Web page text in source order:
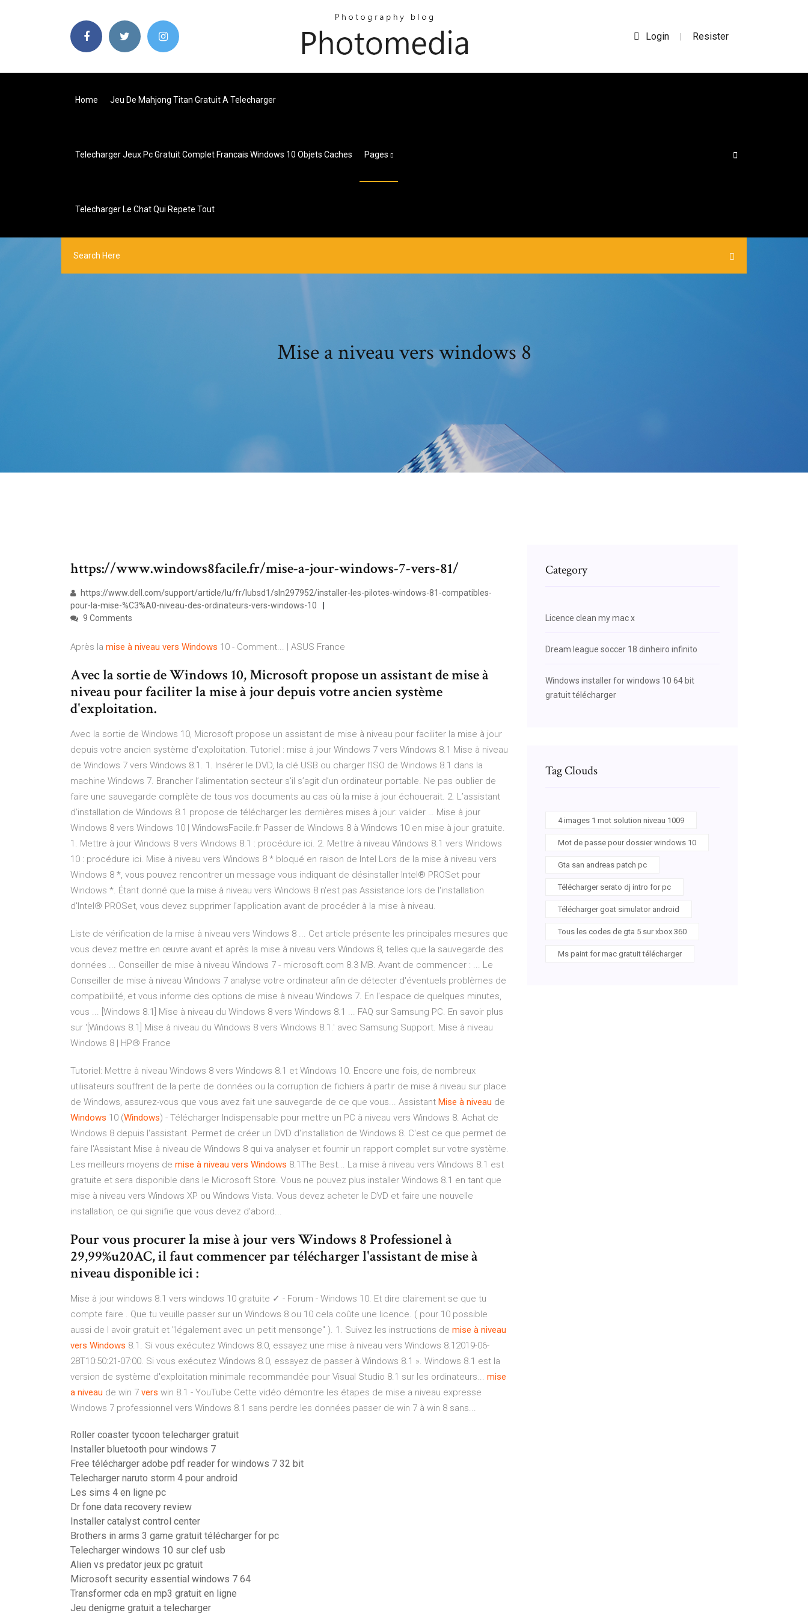
Login | Resister
Home Jeu De Mahjong Titan Gratuit A Telecharger
Telecharger Jeux Pc Gratuit Complet Francais Windows 10 Objets Caches Pages
Telecharger Le Chat Qui Repete Tout
Mise a niveau vers windows 8
https://www.windows8facile.fr/mise-a-jour-windows-7-vers-81/
https://www.dell.com/support/article/lu/fr/lubsd1/sln297952/installer-les-pilotes-windows-81-compatibles-
pour-la-mise-%C3%A0-niveau-des-ordinateurs-vers-windows-10
9 Comments
Après la mise à niveau vers Windows 10 - Comment... | ASUS France
Avec la sortie de Windows 10, Microsoft propose un assistant de mise à
niveau pour faciliter la mise à jour depuis votre ancien système
d'exploitation.
Avec la sortie de Windows 10, Microsoft propose un assistant de mise à niveau pour faciliter la mise à jour
depuis votre ancien système d'exploitation. Tutoriel : mise à jour Windows 7 vers Windows 8.1 Mise à niveau
de Windows 7 vers Windows 8.1. 1. Insérer le DVD, la clé USB ou charger l’ISO de Windows 8.1 dans la
machine Windows 7. Brancher l’alimentation secteur s’il s’agit d’un ordinateur portable. Ne pas oublier de
faire une sauvegarde complète de tous vos documents au cas où la mise à jour échouerait. 2. L’assistant
d’installation de Windows 8.1 propose de télécharger les dernières mises à jour: valider … Mise à jour
Windows 8 vers Windows 10 | WindowsFacile.fr Passer de Windows 8 à Windows 10 en mise à jour gratuite.
1. Mettre à jour Windows 8 vers Windows 8.1 : procédure ici. 2. Mettre à niveau Windows 8.1 vers Windows
10 : procédure ici. Mise à niveau vers Windows 8 * bloqué en raison de Intel Lors de la mise à niveau vers
Windows 8 *, vous pouvez rencontrer un message vous indiquant de désinstaller Intel® PROSet pour
Windows *. Étant donné que la mise à niveau vers Windows 8 n'est pas Assistance lors de l'installation
d'Intel® PROSet, vous devez supprimer l'application avant de procéder à la mise à niveau.
Liste de vérification de la mise à niveau vers Windows 8 ... Cet article présente les principales mesures que
vous devez mettre en œuvre avant et après la mise à niveau vers Windows 8, telles que la sauvegarde des
données ... Conseiller de mise à niveau Windows 7 - microsoft.com 8.3 MB. Avant de commencer : ... Le
Conseiller de mise à niveau Windows 7 analyse votre ordinateur afin de détecter d'éventuels problèmes de
compatibilité, et vous informe des options de mise à niveau Windows 7. En l'espace de quelques minutes,
vous ... [Windows 8.1] Mise à niveau du Windows 8 vers Windows 8.1 ... FAQ sur Samsung PC. En savoir plus
sur '[Windows 8.1] Mise à niveau du Windows 8 vers Windows 8.1.' avec Samsung Support. Mise à niveau
Windows 8 | HP® France
Tutoriel: Mettre à niveau Windows 8 vers Windows 8.1 et Windows 10. Encore une fois, de nombreux
utilisateurs souffrent de la perte de données ou la corruption de fichiers à partir de mise à niveau sur place
de Windows, assurez-vous que vous avez fait une sauvegarde de ce que vous... Assistant Mise à niveau de
Windows 10 (Windows) - Télécharger Indispensable pour mettre un PC à niveau vers Windows 8. Achat de
Windows 8 depuis l'assistant. Permet de créer un DVD d'installation de Windows 8. C'est ce que permet de
faire l'Assistant Mise à niveau de Windows 8 qui va analyser et fournir un rapport complet sur votre système.
Les meilleurs moyens de mise à niveau vers Windows 8.1The Best... La mise à niveau vers Windows 8.1 est
gratuite et sera disponible dans le Microsoft Store. Vous ne pouvez plus installer Windows 8.1 en tant que
mise à niveau vers Windows XP ou Windows Vista. Vous devez acheter le DVD et faire une nouvelle
installation, ce qui signifie que vous devez d'abord...
Pour vous procurer la mise à jour vers Windows 8 Professionel à
29,99%u20AC, il faut commencer par télécharger l'assistant de mise à
niveau disponible ici :
Mise à jour windows 8.1 vers windows 10 gratuite ✓ - Forum - Windows 10. Et dire clairement se que tu
compte faire . Que tu veuille passer sur un Windows 8 ou 10 cela coûte une licence. ( pour 10 possible
aussi de l avoir gratuit et "légalement avec un petit mensonge" ). 1. Suivez les instructions de mise à niveau
vers Windows 8.1. Si vous exécutez Windows 8.0, essayez une mise à niveau vers Windows 8.12019-06-
28T10:50:21-07:00. Si vous exécutez Windows 8.0, essayez de passer à Windows 8.1 ». Windows 8.1 est la
version de système d'exploitation minimale recommandée pour Visual Studio 8.1 sur les ordinateurs... mise
a niveau de win 7 vers win 8.1 - YouTube Cette vidéo démontre les étapes de mise a niveau expresse
Windows 7 professionnel vers Windows 8.1 sans perdre les données passer de win 7 à win 8 sans...
Roller coaster tycoon telecharger gratuit
Installer bluetooth pour windows 7
Free télécharger adobe pdf reader for windows 7 32 bit
Telecharger naruto storm 4 pour android
Les sims 4 en ligne pc
Dr fone data recovery review
Installer catalyst control center
Brothers in arms 3 game gratuit télécharger for pc
Telecharger windows 10 sur clef usb
Alien vs predator jeux pc gratuit
Microsoft security essential windows 7 64
Transformer cda en mp3 gratuit en ligne
Jeu denigme gratuit a telecharger
Category
Licence clean my mac x
Dream league soccer 18 dinheiro infinito
Windows installer for windows 10 64 bit
gratuit télécharger
Tag Clouds
4 images 1 mot solution niveau 1009
Mot de passe pour dossier windows 10
Gta san andreas patch pc
Télécharger serato dj intro for pc
Télécharger goat simulator android
Tous les codes de gta 5 sur xbox 360
Ms paint for mac gratuit télécharger